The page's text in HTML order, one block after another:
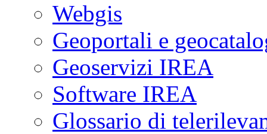
Webgis
Geoportali e
Geoservizi IREA
Software IREA
Glossario di